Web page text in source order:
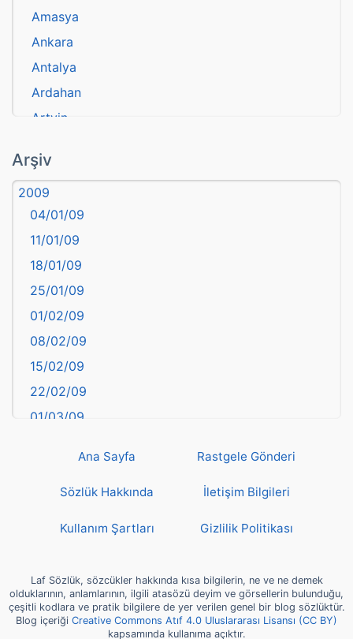
Amasya
Ankara
Antalya
Ardahan
Artvin
Aydın
Balıkesir
Bartın
başkentler
Batman
Bayburt
Bilecik
Bingöl
Bitlis
Bolu
Burdur
Çankırı
Çorum
deyim
Diyarbakır
Dünya Haritasında Türkiye
Arşiv
2009
04/01/09
11/01/09
18/01/09
25/01/09
01/02/09
08/02/09
15/02/09
22/02/09
01/03/09
22/03/09
19/04/09
26/04/09
Ana Sayfa Rastgele Gönderi
Sözlük Hakkında İletişim Bilgileri
Kullanım Şartları Gizlilik Politikası
Laf Sözlük, sözcükler hakkında kısa bilgilerin, ne ve ne demek
olduklarının, anlamlarının, ilgili atasözü deyim ve görsellerin bulunduğu,
çeşitli kodlara ve pratik bilgilere de yer verilen genel bir blog sözlüktür.
Blog içeriği Creative Commons Atıf 4.0 Uluslararası Lisansı (CC BY)
kapsamında kullanıma açıktır.